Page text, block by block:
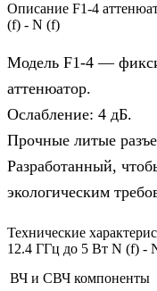
Описание F1-4
(f) - N (f)
Модель F1-4 —
аттенюатор.
Ослабление: 4 дБ.
Прочные литые
Разработанный,
экологическим
Технические
12.4 ГГц до 5 Вт N (f) -
ВЧ и СВЧ компоненты